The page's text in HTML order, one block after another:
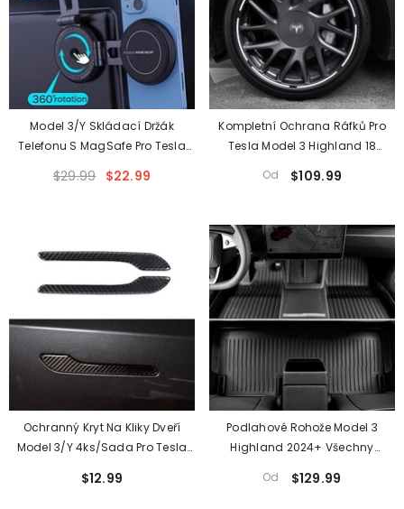
Model 3/Y Skládací Držák
Telefonu S MagSafe Pro Tesla
Highland
$29.99 $22.99
Kompletní Ochrana Ráfků Pro
Tesla Model 3 Highland 18
Od $109.99
Ochranný Kryt Na Kliky Dveří
Model 3/Y 4ks/sada Pro Tesla
$12.99
Podlahové Rohože Model 3
Highland 2024+ Všechny
Vrstva Flocking Tpe Pro Tesla
Od $129.99